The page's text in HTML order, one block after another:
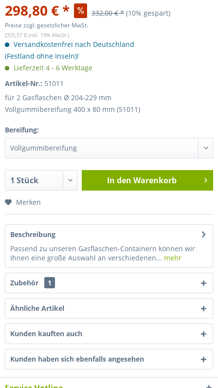
298,80 € * 332,00 € * (10% gespart)
Preise zzgl. gesetzlicher MwSt.
(355,57 € inkl. 19% MwSt.)
Versandkostenfrei nach Deutschland
(Festland ohne Inseln)!
Lieferzeit 4 - 6 Werktage
Artikel-Nr.: 51011
für 2 Gasflaschen Ø 204-229 mm
Vollgummibereifung 400 x 80 mm (51011)
Bereifung:
In den Warenkorb
Merken
Beschreibung
Passend zu unseren Gasflaschen-Containern können wir
Ihnen eine große Auswahl an verschiedenen... mehr
Zubehör 1
Ähnliche Artikel
Kunden kauften auch
Kunden haben sich ebenfalls angesehen